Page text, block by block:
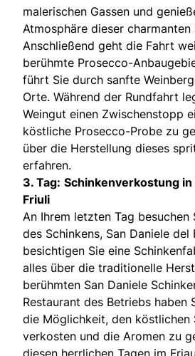
malerischen Gassen und
Atmosphäre dieser charmanten
Anschließend geht die Fahrt
berühmte Prosecco-
führt Sie durch sanfte
Orte. Während der Rundfahrt
Weingut einen Zwischenstopp
köstliche Prosecco-Probe zu
über die Herstellung dieses
erfahren.
3. Tag: Schinkenverkostung in
Friuli
An Ihrem letzten Tag besuchen
des Schinkens, San Daniele del
besichtigen Sie eine
alles über die traditionelle
berühmten San Daniele
Restaurant des Betriebs haben
die Möglichkeit, den köstlichen
verkosten und die Aromen zu
diesen herrlichen Tagen im